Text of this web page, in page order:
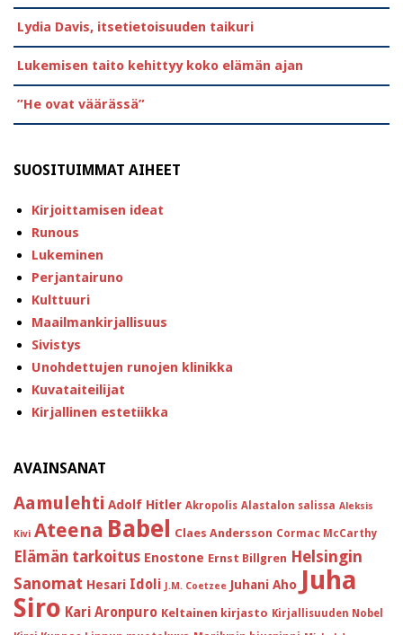
Lydia Davis, itsetietoisuuden taikuri
Lukemisen taito kehittyy koko elämän ajan
”He ovat väärässä”
SUOSITUIMMAT AIHEET
Kirjoittamisen ideat
Runous
Lukeminen
Perjantairuno
Kulttuuri
Maailmankirjallisuus
Sivistys
Unohdettujen runojen klinikka
Kuvataiteilijat
Kirjallinen estetiikka
AVAINSANAT
Aamulehti Adolf Hitler Akropolis Alastalon salissa Aleksis
Kivi Ateena Babel Claes Andersson Cormac McCarthy
Elämän tarkoitus Enostone Ernst Billgren Helsingin
Sanomat Hesari Idoli J.M. Coetzee Juhani Aho Juha
Siro Kari Aronpuro Keltainen kirjasto Kirjallisuuden Nobel